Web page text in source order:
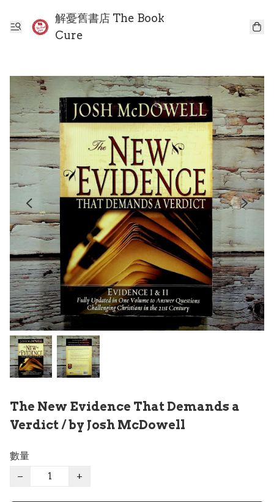
解憂舊書店 The Book
Cure
The New Evidence That Demands a
Verdict / by Josh McDowell
數量
−
+